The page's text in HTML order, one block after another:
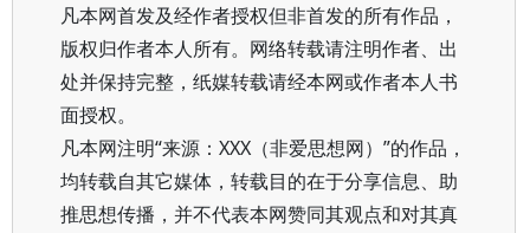
凡本网首发及经作者授权但非首发的所有作品，
版权归作者本人所有。网络转载请注明作者、出
处并保持完整，纸媒转载请经本网或作者本人书
面授权。
凡本网注明“来源：XXX（非爱思想网）”的作品，
均转载自其它媒体，转载目的在于分享信息、助
推思想传播，并不代表本网赞同其观点和对其真